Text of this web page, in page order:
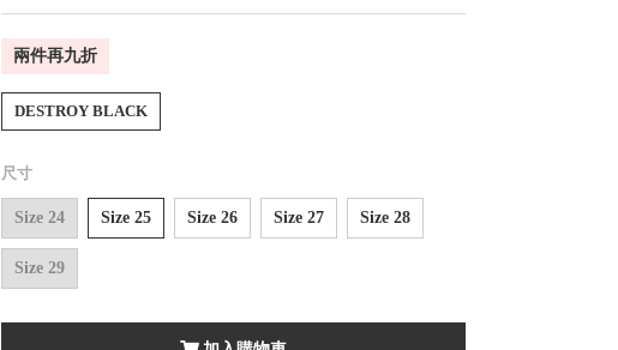
兩件再九折
DESTROY BLACK
尺寸
Size 24 Size 25 Size 26 Size 27 Size 28
Size 29